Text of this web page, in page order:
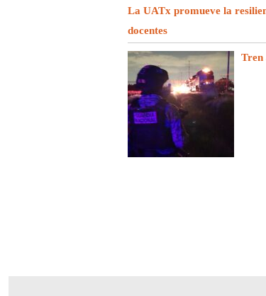
La UATx promueve la
docentes
Tren